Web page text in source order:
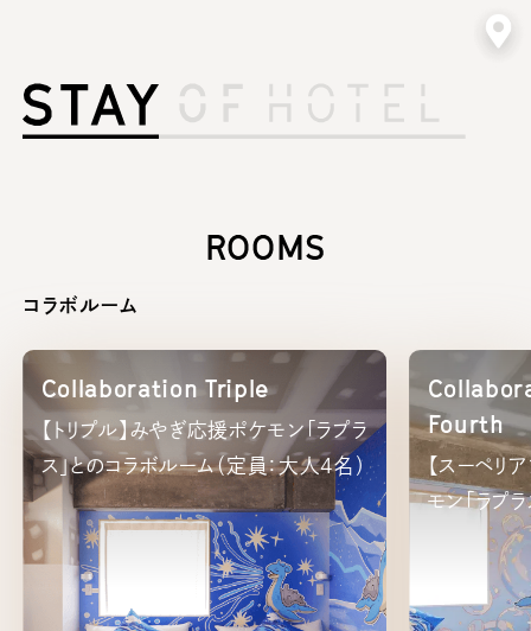
ROOMS
コラボルーム
Collaboration Triple
【トリプル】みやぎ応援ポケモン「ラプラ
ス」とのコラボルーム（定員：大人4名）
Fourth
【スーペリ
モン「ラプ
（定員：大